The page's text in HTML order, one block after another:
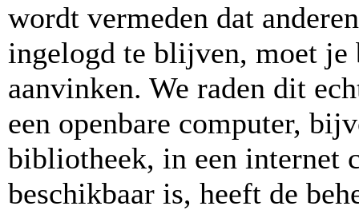
wordt vermeden dat
ingelogd te blijven, moet
aanvinken. We raden dit
een openbare computer,
bibliotheek, in een internet
beschikbaar is, heeft de